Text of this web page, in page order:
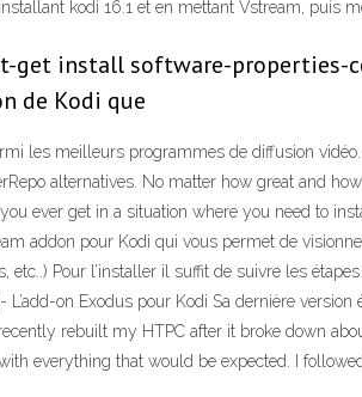
kodi 16.1 et en mettant Vstream, puis
get install software-properties-
de Kodi que
les meilleurs programmes de diffusion
alternatives. No matter how great and
ever get in a situation where you need to
addon pour Kodi qui vous permet de
etc..) Pour l’installer il suffit de suivre les
L’add-on Exodus pour Kodi Sa dernière
rebuilt my HTPC after it broke down
everything that would be expected. I